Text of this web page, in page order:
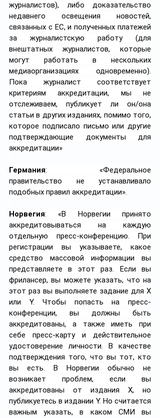
журналистов), либо доказательство
недавнего освещения новостей,
связанных с ЕС, и полученных платежей
за журналистскую работу (для
внештатных журналистов, которые
могут работать в нескольких
медиаорганизациях одновременно).
Пока журналист соответствует
критериям аккредитации, мы не
отслеживаем, публикует ли он/она
статьи в других изданиях, помимо того,
которое подписало письмо или другие
подтверждающие документы для
аккредитации»
Германия: «Федеральное
правительство не устанавливало
подобных правил аккредитации».
Норвегия: «В Норвегии принято
аккредитовываться на каждую
отдельную пресс-конференцию. При
регистрации вы указываете, какое
средство массовой информации вы
представляете в этот раз. Если вы
фрилансер, вы можете указать, что на
этот раз вы выполняете задание для X
или Y. Чтобы попасть на пресс-
конференции, вы должны быть
аккредитованы, а также иметь при
себе пресс-карту и действительное
удостоверение личности. В качестве
подтверждения того, что вы тот, кто
вы есть. В Норвегии обычно не
возникает проблем, если вы
аккредитованы от издания X, но
публикуетесь в издании Y. Но считается
важным указать, в каком СМИ вы